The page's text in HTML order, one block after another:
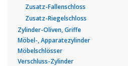
Zusatz-Fallenschloss
Zusatz-Riegelschloss
Zylinder-Oliven, Griffe
Möbel-, Apparatezylinder
Möbelschlösser
Verschluss-Zylinder